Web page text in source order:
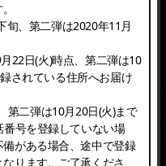
旬、第二弾は2020年11月
22日(火)時点、第二弾は10
されている住所へお届け
第二弾は10月20日(火)まで
号を登録していない場
がある場合、途中で登録
ります。ご了承くださ